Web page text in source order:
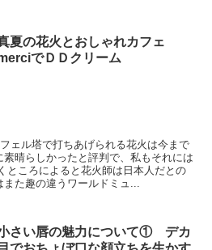
夏の花火とおしゃれカフェ
でＤＤクリーム
ェル塔で打ちあげられる花火は今まで
晴らしかったと評判で、私もそれには
ところによると花火師は日本人だとの
た趣の違うワールドミュ...
さい唇の魅力について① デカ